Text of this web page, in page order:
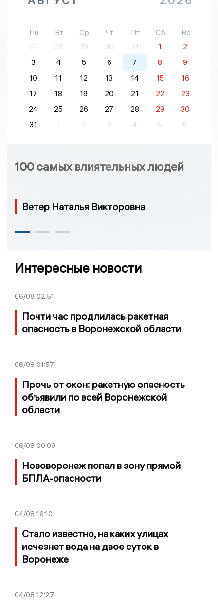
Пн Вт Ср Чт Пт Сб
Вс
27
28 29 30 31 1
2
3
4 5 6 7 8
9
10
11 12 13 14 15
16
17
18 19 20 21 22
23
24
25 26 27 28 29
30
31
1 2 3 4 5 6
100 самых влиятельных людей
Ветер Наталья Викторовна
Интересные новости
06/08 02:51
Почти час продлилась ракетная
опасность в Воронежской области
06/08 01:57
Прочь от окон: ракетную опасность
объявили по всей Воронежской
области
06/08 00:00
Нововоронеж попал в зону прямой
БПЛА-опасности
04/08 16:10
Стало известно, на каких улицах
исчезнет вода на двое суток в
Воронеже
04/08 12:27